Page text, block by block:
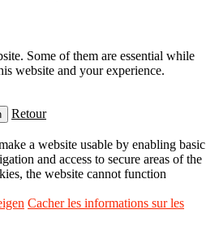
Some of them are essential while
website and your experience.
Retour
a website usable by enabling basic
and access to secure areas of the
the website cannot function
Cacher les informations sur les